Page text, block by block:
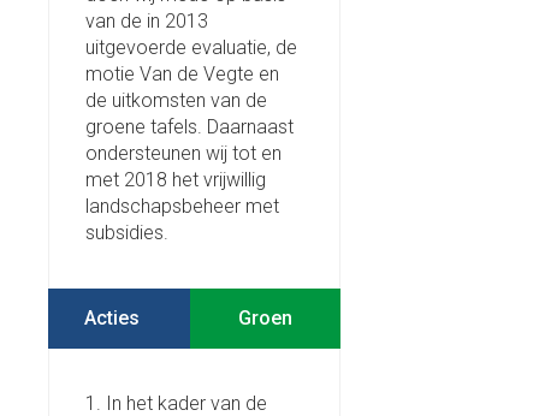
van de in 2013
uitgevoerde evaluatie, de
motie Van de Vegte en
de uitkomsten van de
groene tafels. Daarnaast
ondersteunen wij tot en
met 2018 het vrijwillig
landschapsbeheer met
subsidies.
Acties
In het kader van de